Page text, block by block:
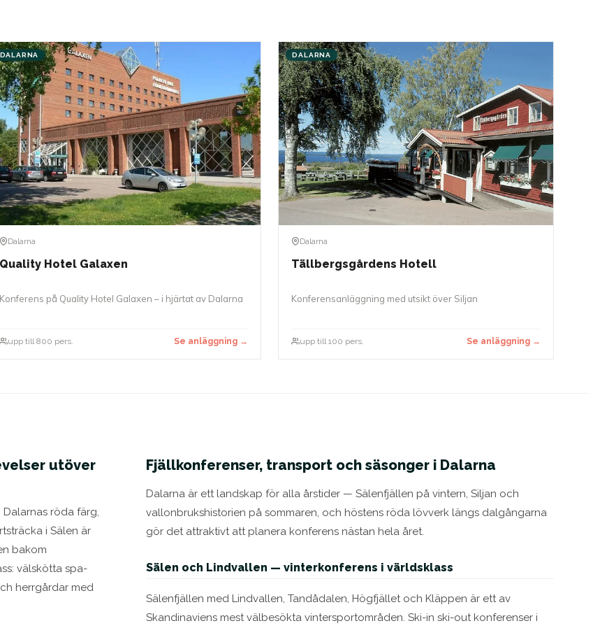
DALARNA
Dalarna
Quality Hotel Galaxen
Konferens på Quality Hotel Galaxen – i hjärtat av Dalarna
upp till 800 pers. Se anläggning →
DALARNA
Dalarna
Tällbergsgårdens Hotell
Konferensanläggning med utsikt över Siljan
upp till 100 pers. Se anläggning →
utöver
röda färg,
i Sälen är
bakom
välskötta spa-
herrgårdar med
Fjällkonferenser, transport och säsonger i Dalarna
Dalarna är ett landskap för alla årstider — Sälenfjällen på vintern, Siljan och
vallonbrukshistorien på sommaren, och höstens röda lövverk längs dalgångarna
gör det attraktivt att planera konferens nästan hela året.
Sälen och Lindvallen — vinterkonferens i världsklass
Sälenfjällen med Lindvallen, Tandådalen, Högfjället och Kläppen är ett av
Skandinaviens mest välbesökta vintersportområden. Ski-in ski-out konferenser i